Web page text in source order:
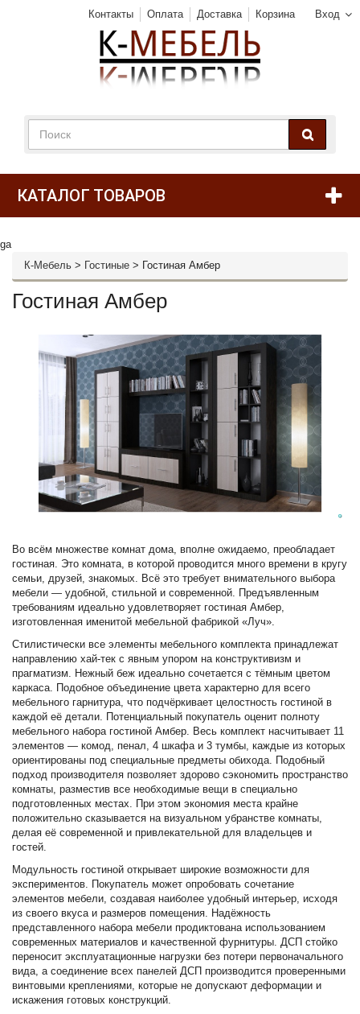
Вход
Контакты Оплата Доставка Корзина
КАТАЛОГ ТОВАРОВ
ga
К-Мебель > Гостиные > Гостиная Амбер
Гостиная Амбер
Во всём множестве комнат дома, вполне ожидаемо, преобладает
гостиная. Это комната, в которой проводится много времени в кругу
семьи, друзей, знакомых. Всё это требует внимательного выбора
мебели — удобной, стильной и современной. Предъявленным
требованиям идеально удовлетворяет гостиная Амбер,
изготовленная именитой мебельной фабрикой «Луч».
Стилистически все элементы мебельного комплекта принадлежат
направлению хай-тек с явным упором на конструктивизм и
прагматизм. Нежный беж идеально сочетается с тёмным цветом
каркаса. Подобное объединение цвета характерно для всего
мебельного гарнитура, что подчёркивает целостность гостиной в
каждой её детали. Потенциальный покупатель оценит полноту
мебельного набора гостиной Амбер. Весь комплект насчитывает 11
элементов — комод, пенал, 4 шкафа и 3 тумбы, каждые из которых
ориентированы под специальные предметы обихода. Подобный
подход производителя позволяет здорово сэкономить пространство
комнаты, разместив все необходимые вещи в специально
подготовленных местах. При этом экономия места крайне
положительно сказывается на визуальном убранстве комнаты,
делая её современной и привлекательной для владельцев и
гостей.
Модульность гостиной открывает широкие возможности для
экспериментов. Покупатель может опробовать сочетание
элементов мебели, создавая наиболее удобный интерьер, исходя
из своего вкуса и размеров помещения. Надёжность
представленного набора мебели продиктована использованием
современных материалов и качественной фурнитуры. ДСП стойко
переносит эксплуатационные нагрузки без потери первоначального
вида, а соединение всех панелей ДСП производится проверенными
винтовыми креплениями, которые не допускают деформации и
искажения готовых конструкций.